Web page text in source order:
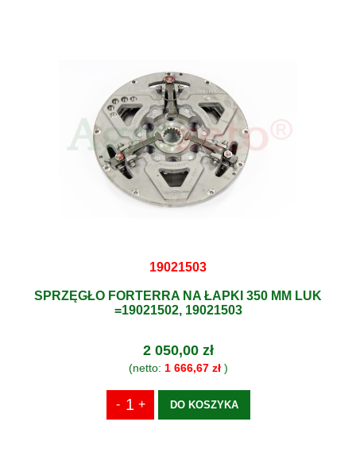
19021503
SPRZĘGŁO FORTERRA NA ŁAPKI 350 MM LUK
=19021502, 19021503
2 050,00 zł
(netto: 1 666,67 zł)
DO KOSZYKA